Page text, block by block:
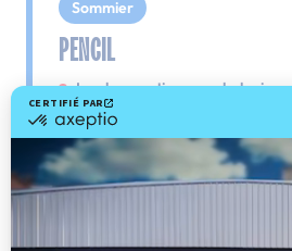
Sommier
PENCIL
Le plus : soutien morphologique
Grâce à ses 3 zones de
Pencil vous assure tout son
épaules, le dos et le bassin
lattes, vous évitez les